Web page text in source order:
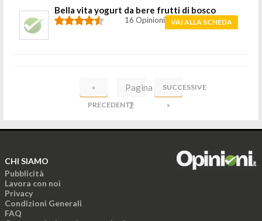
Bella vita yogurt da bere frutti di bosco
16 Opinioni VAI ALLA SCHEDA
«
PRECEDENTI
Pagina
2
SUCCESSIVE
»
CHI SIAMO
Pubblicità
Lavora con noi
Privacy
Condizioni Generali
FAQ